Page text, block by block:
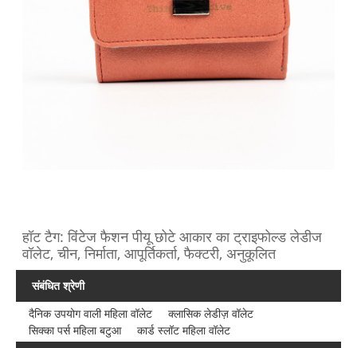
हॉट टैग: विंटेज फैशन पीयू छोटे आकार का ट्राइफोल्ड लेडीज
वॉलेट, चीन, निर्माता, आपूर्तिकर्ता, फैक्टरी, अनुकूलित
संबंधित श्रेणी
दैनिक उपयोग वाली महिला वॉलेट
क्लासिक लेडीज़ वॉलेट
सिक्का पर्स महिला बटुआ
कार्ड स्लॉट महिला वॉलेट